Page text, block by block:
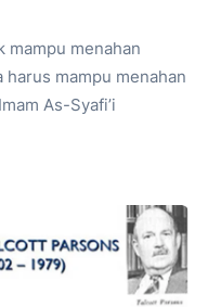
mampu menahan
harus mampu menahan
As-Syafi’i